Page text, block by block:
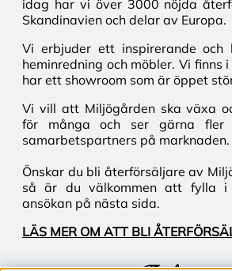
idag har vi över 3000 nöjda
Skandinavien och delar av Europa.
Vi erbjuder ett inspirerande och
heminredning och möbler. Vi finns
har ett showroom som är öppet
Vi vill att Miljögården ska växa
för många och ser gärna fler
samarbetspartners på marknaden.
Önskar du bli återförsäljare av
så är du välkommen att fylla i
ansökan på nästa sida.
LÄS MER OM ATT BLI